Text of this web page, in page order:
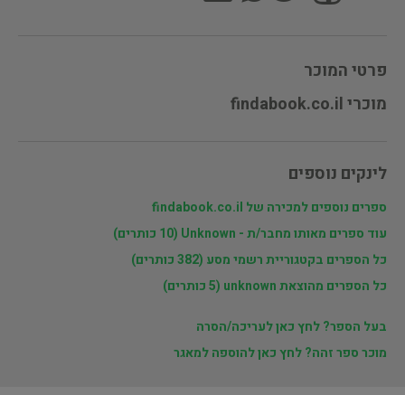
פרטי המוכר
מוכרי findabook.co.il
לינקים נוספים
ספרים נוספים למכירה של findabook.co.il
עוד ספרים מאותו מחבר/ת - Unknown (10 כותרים)
כל הספרים בקטגוריית רשמי מסע (382 כותרים)
כל הספרים מהוצאת unknown (5 כותרים)
בעל הספר? לחץ כאן לעריכה/הסרה
מוכר ספר זהה? לחץ כאן להוספה למאגר